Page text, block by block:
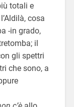
totali e
cosa
-in grado,
il
gli spettri
che sono, a